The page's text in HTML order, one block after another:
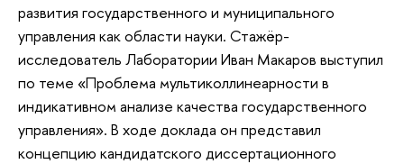
развития государственного и муниципального
управления как области науки. Стажёр-
исследователь Лаборатории Иван Макаров выступил
по теме «Проблема мультиколлинеарности в
индикативном анализе качества государственного
управления». В ходе доклада он представил
концепцию кандидатского диссертационного